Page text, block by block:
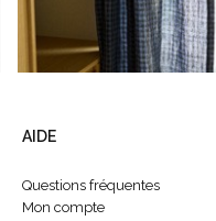
AIDE
Questions fréquentes
Mon compte